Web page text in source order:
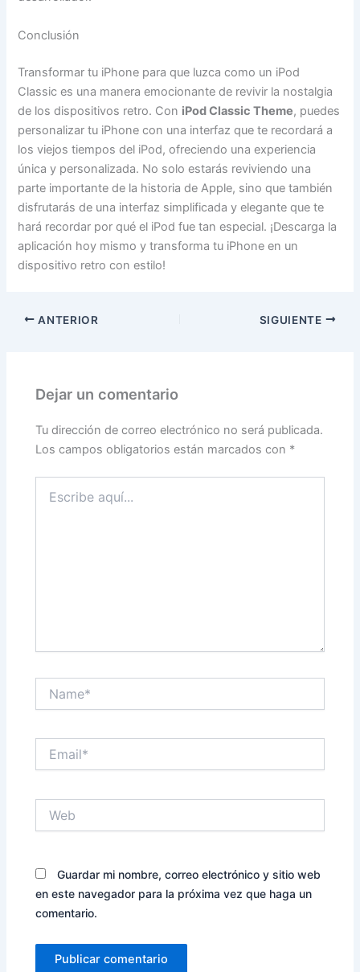
Conclusión
Transformar tu iPhone para que luzca como un iPod
Classic es una manera emocionante de revivir la nostalgia
de los dispositivos retro. Con iPod Classic Theme, puedes
personalizar tu iPhone con una interfaz que te recordará a
los viejos tiempos del iPod, ofreciendo una experiencia
única y personalizada. No solo estarás reviviendo una
parte importante de la historia de Apple, sino que también
disfrutarás de una interfaz simplificada y elegante que te
hará recordar por qué el iPod fue tan especial. ¡Descarga la
aplicación hoy mismo y transforma tu iPhone en un
dispositivo retro con estilo!
ANTERIOR SIGUIENTE
Dejar un comentario
Tu dirección de correo electrónico no será publicada.
Los campos obligatorios están marcados con *
aquí...
Guardar mi nombre, correo electrónico y sitio web
en este navegador para la próxima vez que haga un
comentario.